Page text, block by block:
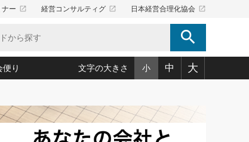
ー launch 経営コンサルティグ launch 日本経営合理化協会 launch
search
れる 気配りの達人(127)
社守成の好機(38)
力の磨き方」(86)
平の ──社長のための「か・ら・だマネジメント」
便り
愛読者通信」著者インタビュー(44)
ジネス見聞録 経営ニュース(100)
文字の大きさ 小 中 大